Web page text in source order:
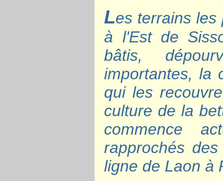
Les terrains les
à l'Est de
bâtis,
importantes, la
qui les
culture de la
commence
rapprochés
ligne de Laon à